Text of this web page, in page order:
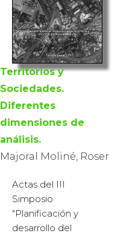
Territorios y
Sociedades.
Diferentes
dimensiones de
análisis.
Majoral Moliné, Roser
Actas del III
Simposio
"Planificación y
desarrollo del